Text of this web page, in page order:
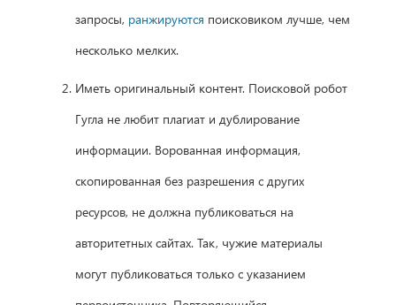
запросы, ранжируются поисковиком лучше, чем
несколько мелких.
Иметь оригинальный контент. Поисковой робот
Гугла не любит плагиат и дублирование
информации. Ворованная информация,
скопированная без разрешения с других
ресурсов, не должна публиковаться на
авторитетных сайтах. Так, чужие материалы
могут публиковаться только с указанием